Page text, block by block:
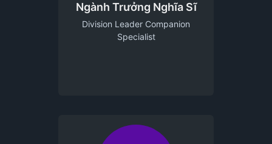
Ngành Trưởng Nghĩa Sĩ
Division Leader Companion
Specialist